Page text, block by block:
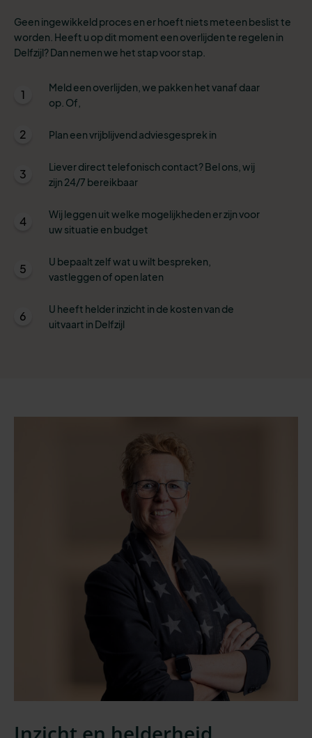
Geen ingewikkeld proces en er hoeft niets meteen beslist te
worden. Heeft u op dit moment een overlijden te regelen in
Delfzijl? Dan nemen we het stap voor stap.
1
Meld een overlijden, we pakken het vanaf daar
op. Of,
2 Plan een vrijblijvend adviesgesprek in
3
Liever direct telefonisch contact? Bel ons, wij
zijn 24/7 bereikbaar
4
Wij leggen uit welke mogelijkheden er zijn voor
uw situatie en budget
5
U bepaalt zelf wat u wilt bespreken,
vastleggen of open laten
6
U heeft helder inzicht in de kosten van de
uitvaart in Delfzijl